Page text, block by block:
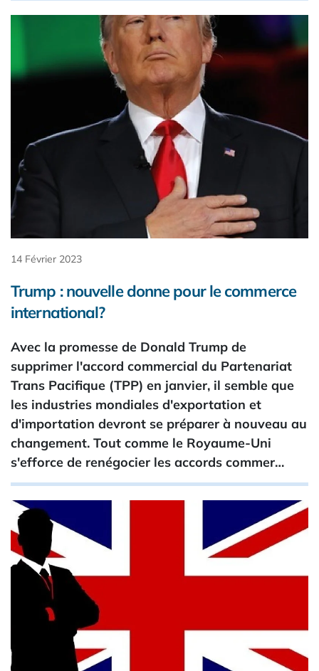
14 Février 2023
Trump : nouvelle donne pour le commerce
international?
Avec la promesse de Donald Trump de
supprimer l'accord commercial du Partenariat
Trans Pacifique (TPP) en janvier, il semble que
les industries mondiales d'exportation et
d'importation devront se préparer à nouveau au
changement. Tout comme le Royaume-Uni
s'efforce de renégocier les accords commer…